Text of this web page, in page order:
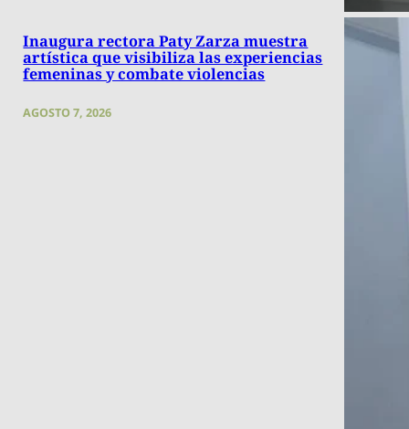
Inaugura rectora Paty Zarza muestra
artística que visibiliza las experiencias
femeninas y combate violencias
AGOSTO 7, 2026